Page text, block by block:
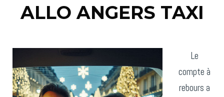
ALLO ANGERS TAXI
Le
compte à
rebours a